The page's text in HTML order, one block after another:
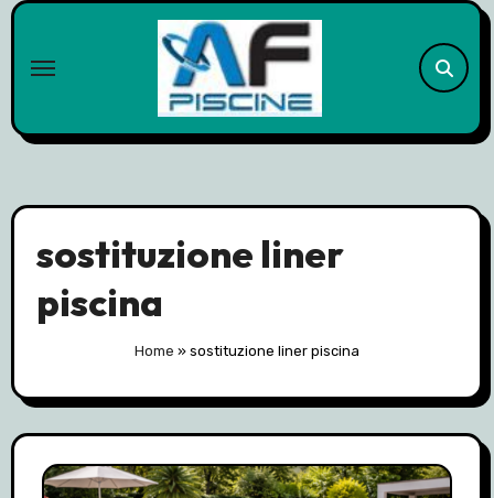
Skip
content
sostituzione liner
piscina
Home » sostituzione liner piscina